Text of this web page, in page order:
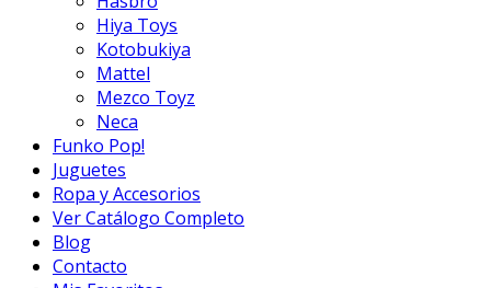
Hiya Toys
Kotobukiya
Mattel
Mezco Toyz
Neca
Funko Pop!
Juguetes
Ropa y Accesorios
Ver Catálogo Completo
Blog
Contacto